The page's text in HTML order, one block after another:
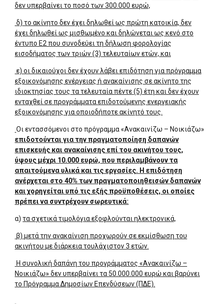
δεν υπερβαίνει το ποσό των 300.000 ευρώ,
δ) το ακίνητο δεν έχει δηλωθεί ως πρώτη κατοικία, δεν
έχει δηλωθεί ως μισθωμένο και δηλώνεται ως κενό στο
έντυπο Ε2 που συνοδεύει τη δήλωση φορολογίας
εισοδήματος των τριών (3) τελευταίων ετών, και
ε) οι δικαιούχοι δεν έχουν λάβει επιδότηση για πρόγραμμα
εξοικονόμησης ενέργειας ή ανακαίνισης σε ακίνητο της
ιδιοκτησίας τους τα τελευταία πέντε (5) έτη και δεν έχουν
ενταχθεί σε προγράμματα επιδοτούμενης ενεργειακής
εξοικονόμησης για οποιοδήποτε ακίνητό τους.
Οι εντασσόμενοι στο πρόγραμμα «Ανακαινίζω – Νοικιάζω»
επιδοτούνται για την πραγματοποίηση δαπανών
επισκευής και ανακαίνισης επί του ακινήτου τους,
ύψους μέχρι 10.000 ευρώ, που περιλαμβάνουν τα
απαιτούμενα υλικά και τις εργασίες. Η επιδότηση
ανέρχεται στο 40% των πραγματοποιηθεισών δαπανών
και χορηγείται υπό τις εξής προϋποθέσεις, οι οποίες
πρέπει να συντρέχουν σωρευτικά:
α) τα σχετικά τιμολόγια εξοφλούνται ηλεκτρονικά,
β) μετά την ανακαίνιση προχωρούν σε εκμίσθωση του
ακινήτου με διάρκεια τουλάχιστον 3 ετών.
Η συνολική δαπάνη του προγράμματος «Ανακαινίζω –
Νοικιάζω» δεν υπερβαίνει τα 50.000.000 ευρώ και βαρύνει
το Πρόγραμμα Δημοσίων Επενδύσεων (ΠΔΕ).